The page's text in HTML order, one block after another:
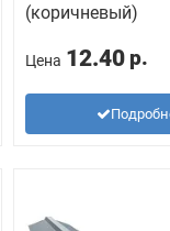
(коричневый)
Цена 12.40 р.